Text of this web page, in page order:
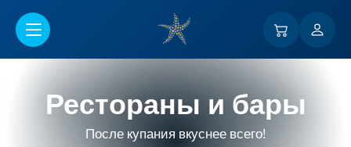
Рестораны и бары
После купания вкуснее всего!